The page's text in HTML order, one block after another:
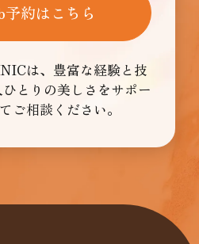
予約はこちら
は、豊富な経験と技
とりの美しさをサポー
ご相談ください。